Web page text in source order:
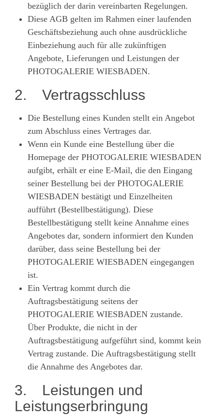
bezüglich der darin vereinbarten Regelungen.
Diese AGB gelten im Rahmen einer laufenden
Geschäftsbeziehung auch ohne ausdrückliche
Einbeziehung auch für alle zukünftigen
Angebote, Lieferungen und Leistungen der
PHOTOGALERIE WIESBADEN.
2. Vertragsschluss
Die Bestellung eines Kunden stellt ein Angebot
zum Abschluss eines Vertrages dar.
Wenn ein Kunde eine Bestellung über die
Homepage der PHOTOGALERIE WIESBADEN
aufgibt, erhält er eine E-Mail, die den Eingang
seiner Bestellung bei der PHOTOGALERIE
WIESBADEN bestätigt und Einzelheiten
aufführt (Bestellbestätigung). Diese
Bestellbestätigung stellt keine Annahme eines
Angebotes dar, sondern informiert den Kunden
darüber, dass seine Bestellung bei der
PHOTOGALERIE WIESBADEN eingegangen
ist.
Ein Vertrag kommt durch die
Auftragsbestätigung seitens der
PHOTOGALERIE WIESBADEN zustande.
Über Produkte, die nicht in der
Auftragsbestätigung aufgeführt sind, kommt kein
Vertrag zustande. Die Auftragsbestätigung stellt
die Annahme des Angebotes dar.
3. Leistungen und
Leistungserbringung